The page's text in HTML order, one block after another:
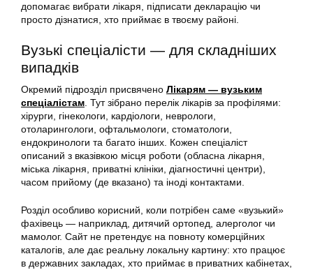
допомагає вибрати лікаря, підписати декларацію чи
просто дізнатися, хто приймає в твоєму районі.
Вузькі спеціалісти — для складніших
випадків
Окремий підрозділ присвячено Лікарям — вузьким
спеціалістам . Тут зібрано перелік лікарів за профілями:
хірурги, гінекологи, кардіологи, неврологи,
отоларингологи, офтальмологи, стоматологи,
ендокринологи та багато інших. Кожен спеціаліст
описаний з вказівкою місця роботи (обласна лікарня,
міська лікарня, приватні клініки, діагностичні центри),
часом прийому (де вказано) та іноді контактами.
Розділ особливо корисний, коли потрібен саме «вузький»
фахівець — наприклад, дитячий ортопед, алерголог чи
мамолог. Сайт не претендує на повноту комерційних
каталогів, але дає реальну локальну картину: хто працює
в державних закладах, хто приймає в приватних кабінетах,